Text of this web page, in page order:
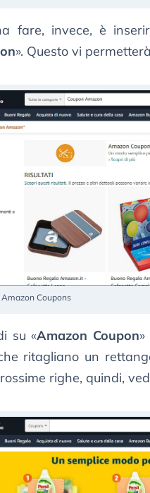
fare, invece, è
». Questo vi
Amazon Coupons
su «Amazon Coupon
ritagliano un
righe, quindi,